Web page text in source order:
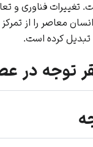
تغییرات فناوری و
معاصر را از
تبدیل کرده است.
توجه در